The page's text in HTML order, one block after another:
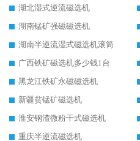
湖北湿式逆流磁选机
湖南锰矿强磁磁选机
湖南半逆流湿式磁选机滚筒
广西铁矿磁选机多少钱1台
黑龙江铁矿永磁磁选机
新疆贫锰矿磁选机
淮安钢渣微粉干式磁选机
重庆半逆流磁选机